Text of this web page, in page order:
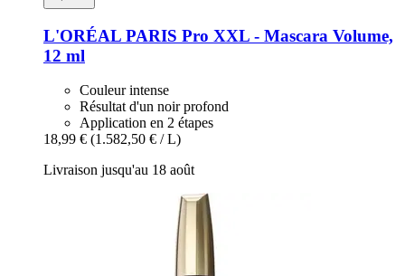
L'ORÉAL PARIS Pro XXL -​ Mascara Volume,
12 ml
Couleur intense
Résultat d'un noir profond
Application en 2 étapes
18,99 € (1.582,50 € / L)
Livraison jusqu'au 18 août